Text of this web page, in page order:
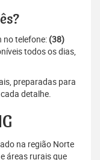
no telefone: (38)
todos os dias,
preparadas para
detalhe.
na região Norte
áreas rurais que